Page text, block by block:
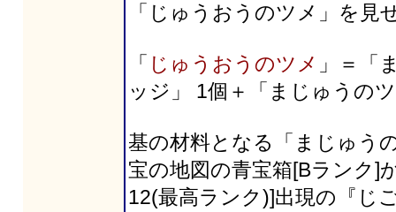
「じゅうおうのツメ」を見
「 じゅうおうのツメ 」＝「
ッジ」 1個＋「まじゅうの
基の材料となる「まじゅう
宝の地図の青宝箱[Bランク]
12(最高ランク)]出現の『じ